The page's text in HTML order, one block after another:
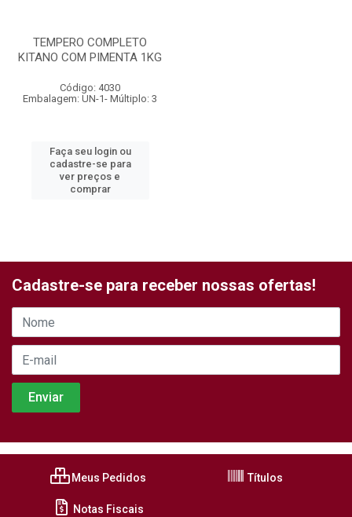
TEMPERO COMPLETO
KITANO COM PIMENTA 1KG
Código: 4030
Embalagem: UN-1- Múltiplo: 3
Faça seu login ou
cadastre-se para
ver preços e
comprar
Cadastre-se para receber nossas ofertas!
Meus Pedidos Títulos
Notas Fiscais